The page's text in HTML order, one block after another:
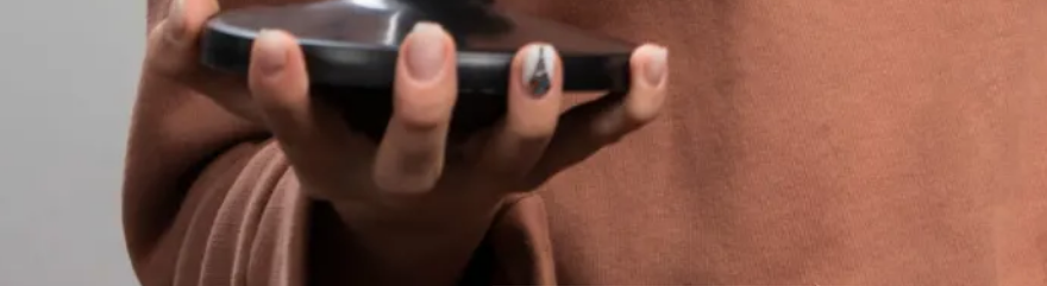
retrouver ce qui te met en mouvement
sortir de cette paralysie anxieuse
t’empêche parfois d’avancer vers tes
projets, tes envies ou tes rêves.
Parce qu’on peut avoir peur… et malgré
tout construire une vie qui nous ressemble.
Regarde comment je peux t’y aider juste ici.